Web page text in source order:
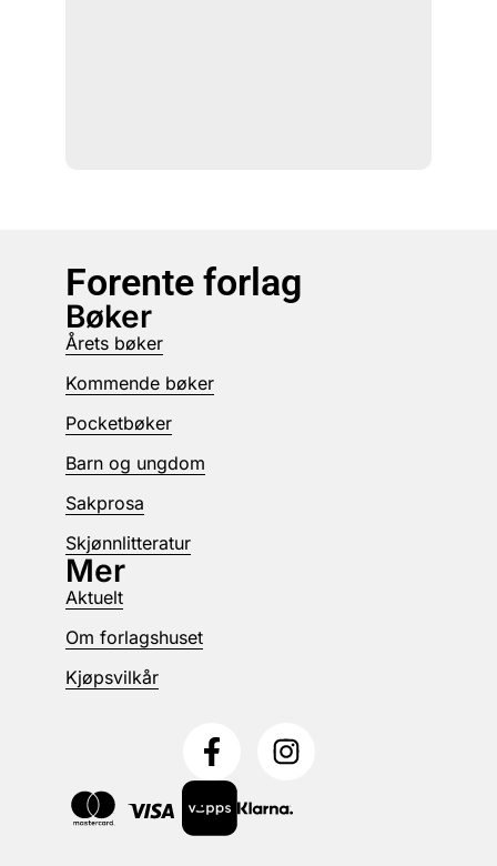
Forente forlag
Bøker
Årets bøker
Kommende bøker
Pocketbøker
Barn og ungdom
Sakprosa
Skjønnlitteratur
Mer
Aktuelt
Om forlagshuset
Kjøpsvilkår